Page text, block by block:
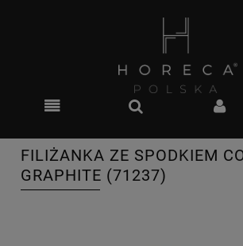
FILIŻANKA ZE SPODKIEM
GRAPHITE (71237)